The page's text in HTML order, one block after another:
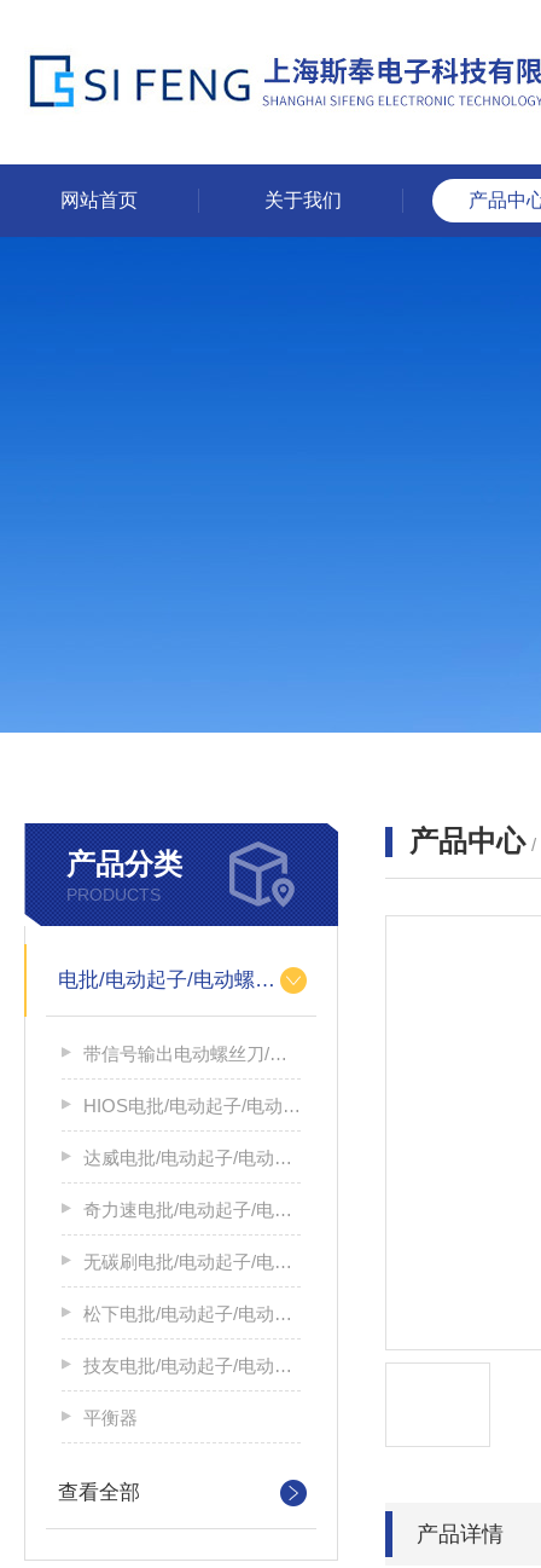
网站首页 关于我们 产品中
产品分类
PRODUCTS
电批/电动起子/电动螺丝刀
带信号输出电动螺丝刀/带信号输出电源
HIOS电批/电动起子/电动螺丝刀
达威电批/电动起子/电动螺丝刀
奇力速电批/电动起子/电动螺丝刀
无碳刷电批/电动起子/电动螺丝刀
松下电批/电动起子/电动螺丝刀
技友电批/电动起子/电动螺丝刀
平衡器
查看全部
产品中心 /
产品详情